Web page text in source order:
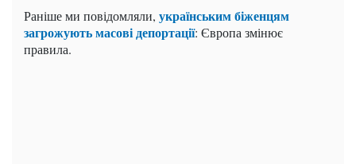
Раніше ми повідомляли, українським біженцям
загрожують масові депортації: Європа змінює
правила.